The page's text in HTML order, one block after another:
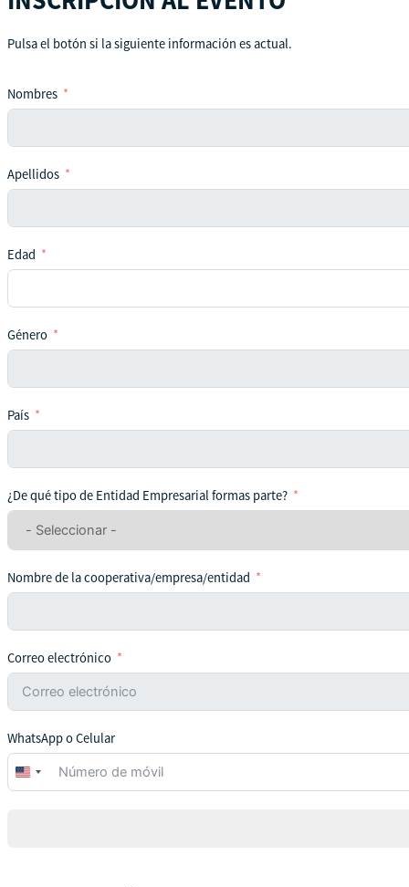
Pulsa el botón si la siguiente información es actual.
Nombres
Apellidos
Edad
Género
País
¿De qué tipo de Entidad Empresarial formas parte?
Nombre de la cooperativa/empresa/entidad
Correo electrónico
WhatsApp o Celular
United
States